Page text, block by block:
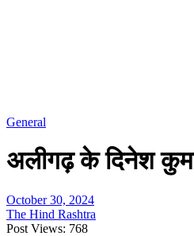
General
अलीगढ़ के दिनेश
October 30, 2024
The Hind Rashtra
Post Views: 768